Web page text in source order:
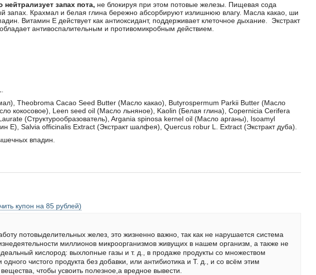
запах пота, не блокируя при этом потовые железы. Пищевая сода
запах. Крахмал и белая глина бережно абсорбируют излишнюю влагу. Масла какао, ши
Витамин Е действует как антиоксидант, поддерживает клеточное дыхание. Экстракт
антивоспалительным и противомикробным действием.
Theobroma Cacao Seed Butter (Масло какао), Butyrospermum Parkii Butter (Масло
кокосовое), Leen seed oil (Масло льняное), Kaolin (Белая глина), Copernicia Cerifera
(Структурообразователь), Argania spinosa kernel oil (Масло арганы), Isoamyl
Е), Salvia officinalis Extract (Экстракт шалфея), Quercus robur L. Extract (Экстракт дуба).
впадин.
купон на 85 рублей)
потовыделительных желез, это жизненно важно, так как не нарушается система
миллионов микроорганизмов живущих в нашем организм, а также не
кислород: выхлопные газы и т. д., в продаже продукты со множеством
чистого продукта без добавки, или антибиотика и Т. д., и со всём этим
чтобы усвоить полезное,а вредное вывести.